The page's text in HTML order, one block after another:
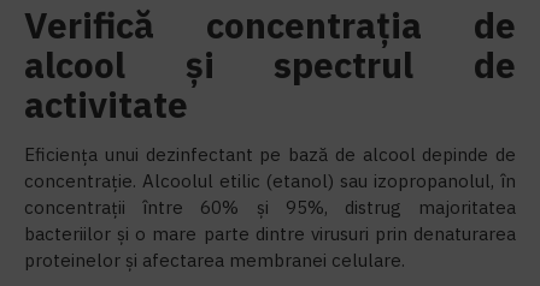
Verifică concentrația de
alcool și spectrul de
activitate
Eficiența unui dezinfectant pe bază de alcool depinde de
concentrație. Alcoolul etilic (etanol) sau izopropanolul, în
concentrații între 60% și 95%, distrug majoritatea
bacteriilor și o mare parte dintre virusuri prin denaturarea
proteinelor și afectarea membranei celulare.